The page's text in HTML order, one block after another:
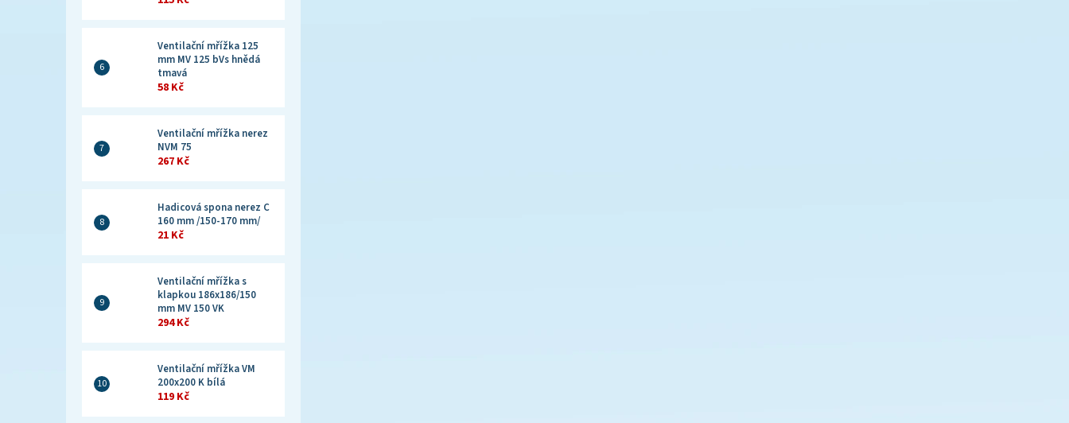
Ventilační mřížka 125
mm MV 125 bVs hnědá
tmavá
58 Kč
Ventilační mřížka nerez
NVM 75
267 Kč
Hadicová spona nerez C
160 mm /150-170 mm/
21 Kč
Ventilační mřížka s
klapkou 186x186/150
mm MV 150 VK
294 Kč
Ventilační mřížka VM
200x200 K bílá
119 Kč